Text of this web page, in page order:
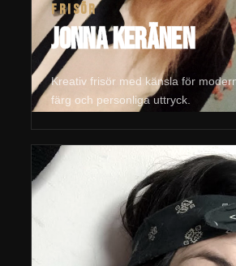
FRISÖR
Jonna Keränen
Kreativ frisör med känsla för
färg och personliga uttryck.